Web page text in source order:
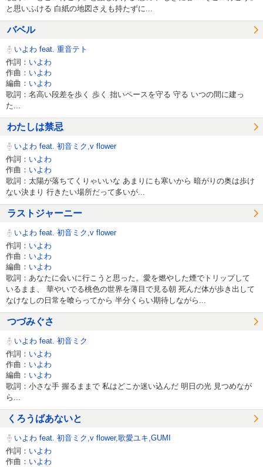
と思いふける 白紙の地図さえも持たずに...
バベル
いよわ feat. 重音テト
作詞： いよわ
作曲： いよわ
編曲： いよわ
歌詞：名高い段差を歩く 歩く 拙いペースを守る 守る いつの間に建っ
た...
わたしは禁忌
いよわ feat. 初音ミク,v flower
作詞： いよわ
作曲： いよわ
歌詞：太陽が落ちてくりゃいいな あまりにも寒いから 暗がりの奥は歩け
ない決まり 行きたい場所だって多いが...
ラストジャーニー
いよわ feat. 初音ミク,v flower
作詞： いよわ
作曲： いよわ
編曲： いよわ
歌詞：あなたに会いに行こうと思った。愛を燃やした煙でトリップして
いるまま、 華やいでる桃色の世界を薄目で見る朝 死んだ体が歩き出して
なけなしの日常を喰らってから 半分くらい期待しながら...
つづみぐさ
いよわ feat. 初音ミク
作詞： いよわ
作曲： いよわ
編曲： いよわ
歌詞：小さな手 握るままで 私はどこか迷い込んだ 明日の光 見つめなが
ら...
くろうばあないと
いよわ feat. 初音ミク,v flower,歌愛ユキ,GUMI
作詞： いよわ
作曲： いよわ